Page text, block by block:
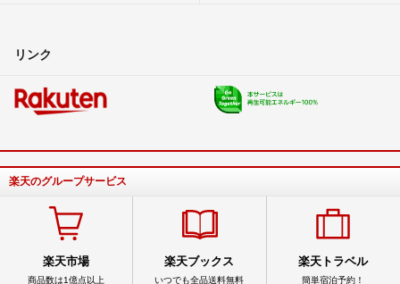
リンク
楽天のグループサービス
楽天市場
商品数は1億点以上
楽天ブックス
いつでも全品送料無料
楽天トラベル
簡単宿泊予約！